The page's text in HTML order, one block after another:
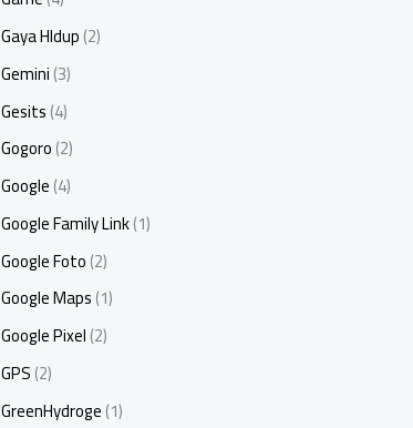
Gaya HIdup(2)
Gemini(3)
Gesits(4)
Gogoro(2)
Google(4)
Google Family Link(1)
Google Foto(2)
Google Maps(1)
Google Pixel(2)
GPS(2)
GreenHydroge(1)